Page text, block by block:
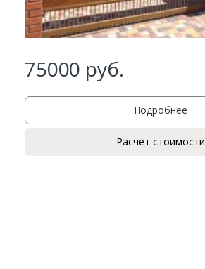
75000 руб.
Подробнее
Расчет стоимости